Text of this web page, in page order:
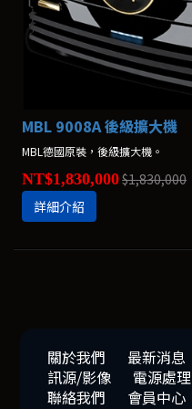
MBL 9008A 後級擴大機
MBL德國原裝，後級擴大機。
NT$1,830,000$1,830,000
詳細介紹
關於我們 最新消息
訊源/影像
電源處理
聯絡我們
會員中心